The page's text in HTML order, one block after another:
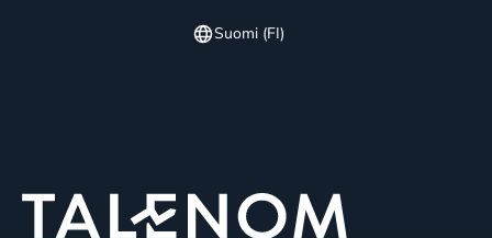
Suomi (FI)